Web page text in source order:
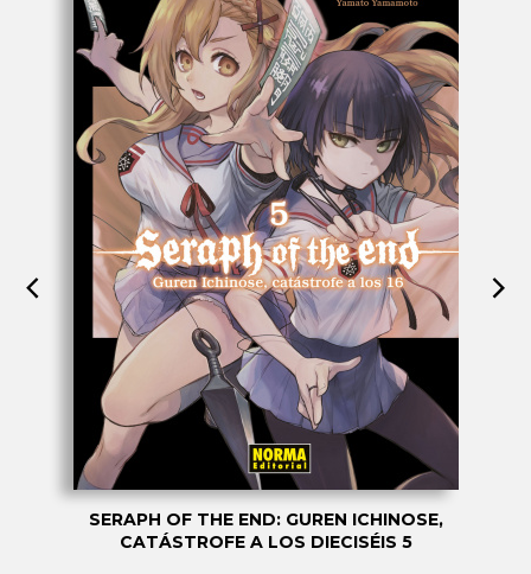
SERAPH OF THE END: GUREN ICHINOSE,
CATÁSTROFE A LOS DIECISÉIS 5